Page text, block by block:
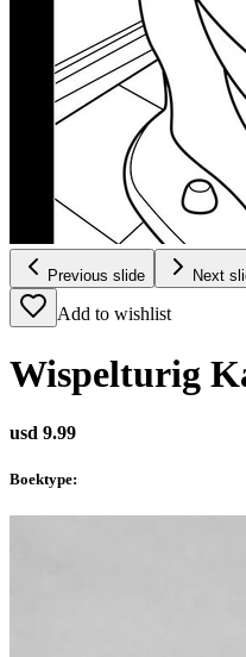
Previous slide Next
Add to wishlist
Wispelturig
usd 9.99
Boektype: